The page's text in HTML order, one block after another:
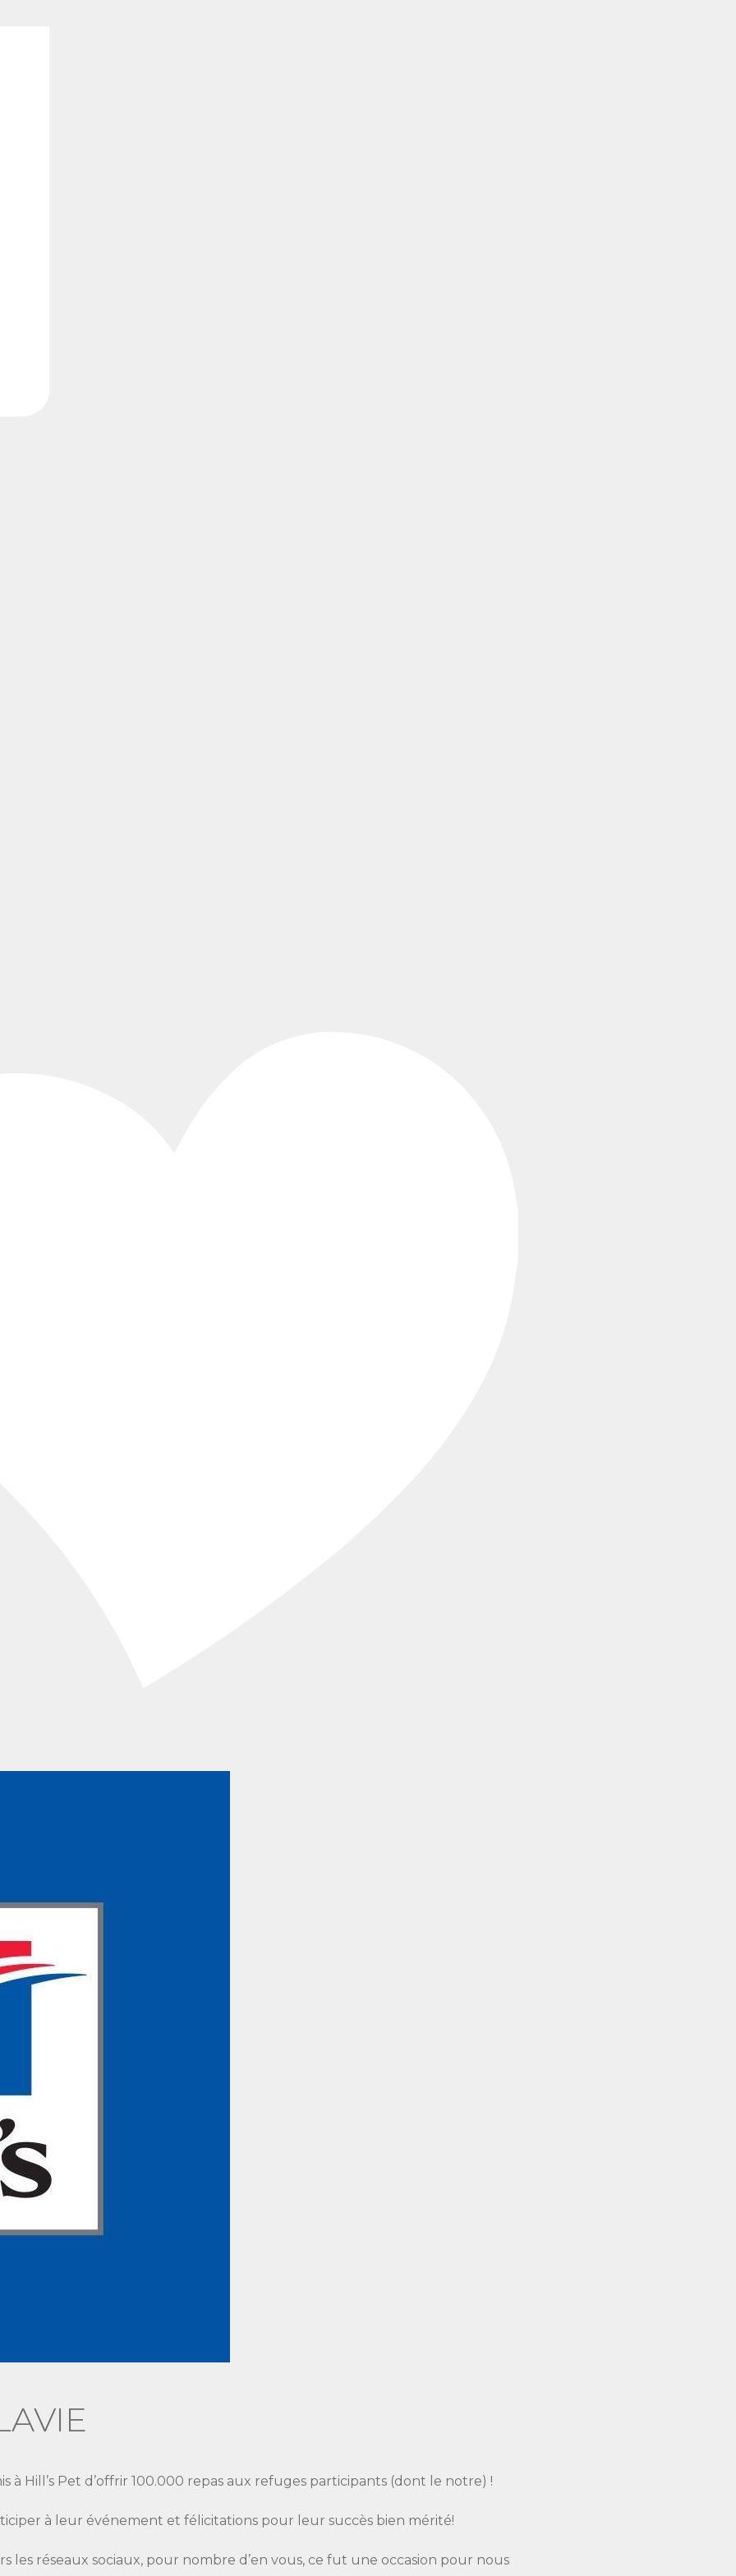
à Hill’s Pet d’offrir 100.000 repas aux refuges participants (dont le notre) !
à leur événement et félicitations pour leur succès bien mérité!
les réseaux sociaux, pour nombre d’en vous, ce fut une occasion pour nous